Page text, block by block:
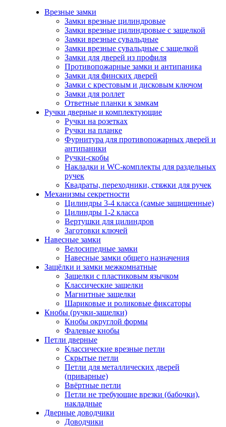
Врезные замки
Замки врезные цилиндровые
Замки врезные цилиндровые с защелкой
Замки врезные сувальдные
Замки врезные сувальдные с защелкой
Замки для дверей из профиля
Противопожарные замки и антипаника
Замки для финских дверей
Замки с крестовым и дисковым ключом
Замки для роллет
Ответные планки к замкам
Ручки дверные и комплектующие
Ручки на розетках
Ручки на планке
Фурнитура для противопожарных дверей и
антипаники
Ручки-скобы
Накладки и WC-комплекты для раздельных
ручек
Квадраты, переходники, стяжки для ручек
Механизмы секретности
Цилиндры 3-4 класса (самые защищенные)
Цилиндры 1-2 класса
Вертушки для цилиндров
Заготовки ключей
Навесные замки
Велосипедные замки
Навесные замки общего назначения
Защёлки и замки межкомнатные
Защелки с пластиковым язычком
Классические защелки
Магнитные защелки
Шариковые и роликовые фиксаторы
Кнобы (ручки-защелки)
Кнобы округлой формы
Фалевые кнобы
Петли дверные
Классические врезные петли
Скрытые петли
Петли для металлических дверей
(приварные)
Ввёртные петли
Петли не требующие врезки (бабочки),
накладные
Дверные доводчики
Доводчики